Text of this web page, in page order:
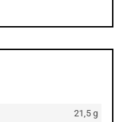
21,5 g